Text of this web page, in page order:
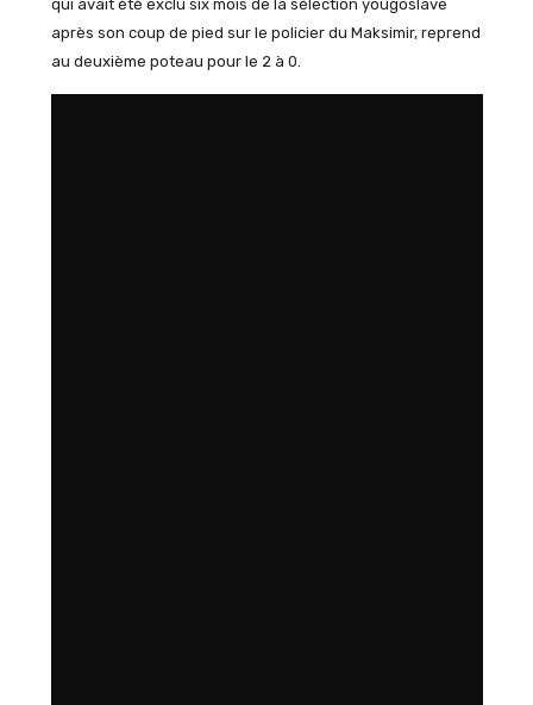
qui avait été exclu six mois de la sélection yougoslave
après son coup de pied sur le policier du Maksimir, reprend
au deuxième poteau pour le 2 à 0.